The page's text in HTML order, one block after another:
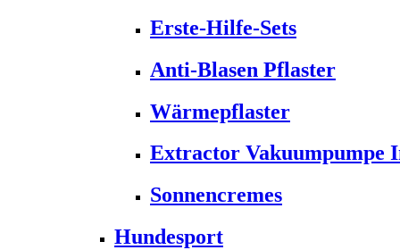
Erste-Hilfe-Sets
Anti-Blasen Pflaster
Wärmepflaster
Extractor Vakuumpumpe
Sonnencremes
Hundesport